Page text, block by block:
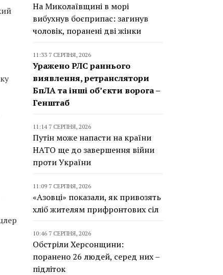
На Миколаївщині в морі
вибухнув боєприпас: загинув
чоловік, поранені дві жінки
11:33 7 СЕРПНЯ, 2026
Уражено РЛС раннього
виявлення, ретранслятори
БпЛА та інші об’єкти ворога –
Генштаб
11:14 7 СЕРПНЯ, 2026
Путін може напасти на країни
НАТО ще до завершення війни
проти України
11:09 7 СЕРПНЯ, 2026
«Азовці» показали, як привозять
хліб жителям прифронтових сіл
10:46 7 СЕРПНЯ, 2026
Обстріли Херсонщини:
поранено 26 людей, серед них –
підліток